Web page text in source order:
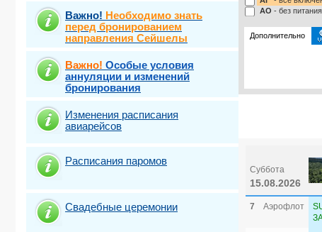
Важно! Необходимо знать
перед бронированием
направления Сейшелы
Важно! Особые условия
аннуляции и изменений
бронирования
Изменения расписания
авиарейсов
Расписания паромов
Свадебные церемонии
AO - без питания
Дополнительно
Суббота
15.08.2026
7 Аэрофлот